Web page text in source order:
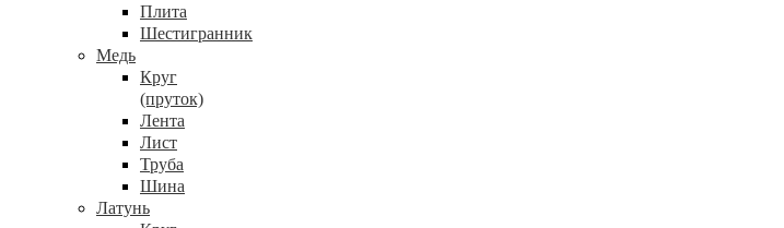
Плита
Шестигранник
Медь
Круг
(пруток)
Лента
Лист
Труба
Шина
Латунь